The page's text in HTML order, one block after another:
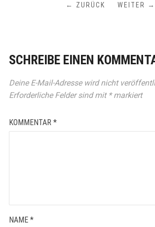
← ZURÜCK WEITER →
SCHREIBE EINEN
Deine E-Mail-Adresse wird nicht
Erforderliche Felder sind mit *markiert
KOMMENTAR *
NAME *